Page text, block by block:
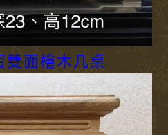
雙面檜木几桌